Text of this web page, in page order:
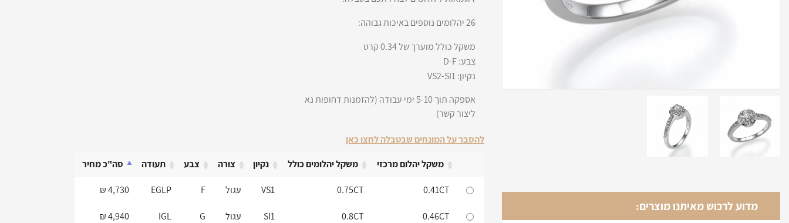
מדוע לרכוש מאיתנו מוצרים:
26 יהלומים נוספים באיכות גבוהה:
משקל כולל מוערך של 0.34 קרט
צבע: D-F
נקיון: VS2-SI1
אספקה תוך 5-10 ימי עבודה (להזמנות דחופות נא
ליצור קשר)
להסבר על המונחים שבטבלה לחצו כאן
משקל יהלום מרכזי
משקל יהלומים כולל נקיון צורה צבע תעודה
סה"כ מחיר
משקל יהלום מרכזי
משקל יהלומים כולל נקיון צורה תעודה סה"כ מחיר 0.41CT
0.75CT
VS1 עגול F
EGLP
4,730 ₪
0.46CT
0.8CT
SI1 עגול G
IGL
4,940 ₪